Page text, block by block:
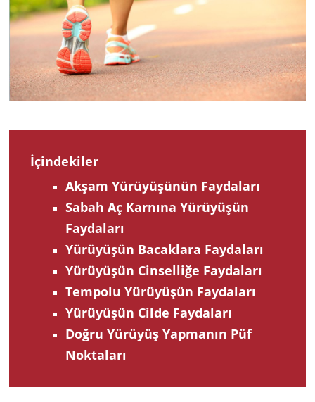
İçindekiler
Akşam Yürüyüşünün Faydaları
Sabah Aç Karnına Yürüyüşün
Faydaları
Yürüyüşün Bacaklara Faydaları
Yürüyüşün Cinselliğe Faydaları
Tempolu Yürüyüşün Faydaları
Yürüyüşün Cilde Faydaları
Doğru Yürüyüş Yapmanın Püf
Noktaları